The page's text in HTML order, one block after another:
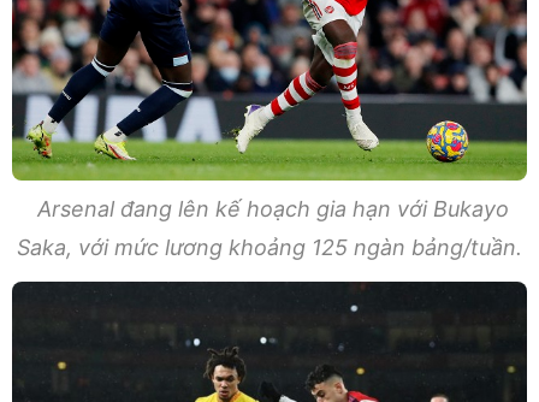
Arsenal đang lên kế hoạch gia hạn với Bukayo
Saka, với mức lương khoảng 125 ngàn bảng/tuần.